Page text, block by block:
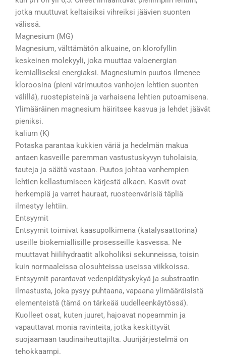
jotka muuttuvat keltaisiksi vihreiksi jäävien suonten
välissä.
Magnesium (MG)
Magnesium, välttämätön alkuaine, on klorofyllin
keskeinen molekyyli, joka muuttaa valoenergian
kemialliseksi energiaksi. Magnesiumin puutos ilmenee
kloroosina (pieni värimuutos vanhojen lehtien suonten
välillä), ruostepisteinä ja varhaisena lehtien putoamisena.
Ylimääräinen magnesium häiritsee kasvua ja lehdet jäävät
pieniksi.
kalium (K)
Potaska parantaa kukkien väriä ja hedelmän makua
antaen kasveille paremman vastustuskyvyn tuholaisia,
tauteja ja säätä vastaan. Puutos johtaa vanhempien
lehtien kellastumiseen kärjestä alkaen. Kasvit ovat
herkempiä ja varret hauraat, ruosteenvärisiä täpliä
ilmestyy lehtiin.
Entsyymit
Entsyymit toimivat kaasupolkimena (katalysaattorina)
useille biokemiallisille prosesseille kasvessa. Ne
muuttavat hiilihydraatit alkoholiksi sekunneissa, toisin
kuin normaaleissa olosuhteissa useissa viikkoissa.
Entsyymit parantavat vedenpidätyskykyä ja substraatin
ilmastusta, joka pysyy puhtaana, vapaana ylimääräisistä
elementeistä (tämä on tärkeää uudelleenkäytössä).
Kuolleet osat, kuten juuret, hajoavat nopeammin ja
vapauttavat monia ravinteita, jotka keskittyvät
suojaamaan taudinaiheuttajilta. Juurijärjestelmä on
tehokkaampi.